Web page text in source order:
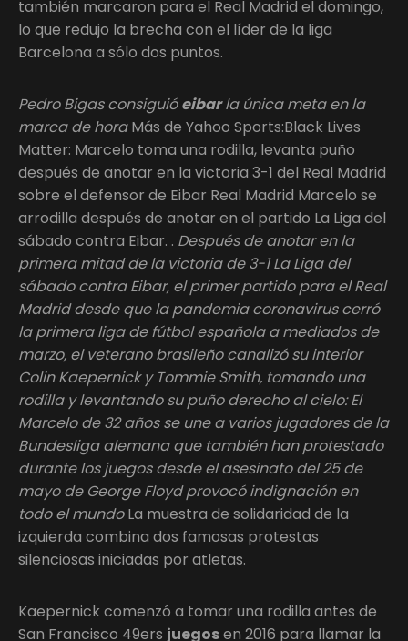
también marcaron para el Real Madrid el domingo,
lo que redujo la brecha con el líder de la liga
Barcelona a sólo dos puntos.
Pedro Bigas consiguióeibarla única meta en la
marca de horaMás de Yahoo Sports:Black Lives
Matter: Marcelo toma una rodilla, levanta puño
después de anotar en la victoria 3-1 del Real Madrid
sobre el defensor de Eibar Real Madrid Marcelo se
arrodilla después de anotar en el partido La Liga del
sábado contra Eibar. . Después de anotar en la
primera mitad de la victoria de 3-1 La Liga del
sábado contra Eibar, el primer partido para el Real
Madrid desde que la pandemia coronavirus cerró
la primera liga de fútbol española a mediados de
marzo, el veterano brasileño canalizó su interior
Colin Kaepernick y Tommie Smith, tomando una
rodilla y levantando su puño derecho al cielo: El
Marcelo de 32 años se une a varios jugadores de la
Bundesliga alemana que también han protestado
durante los juegos desde el asesinato del 25 de
mayo de George Floyd provocó indignación en
todo el mundoLa muestra de solidaridad de la
izquierda combina dos famosas protestas
silenciosas iniciadas por atletas.
Kaepernick comenzó a tomar una rodilla antes de
San Francisco 49ers juegosen 2016 para llamar la